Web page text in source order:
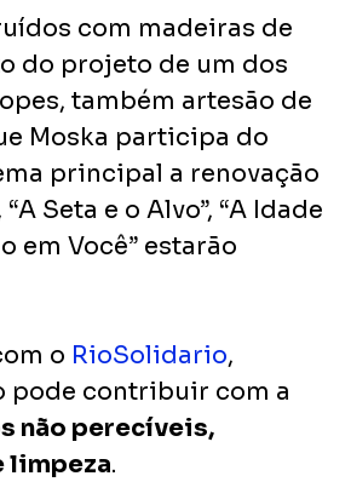
com madeiras de
do projeto de um dos
também artesão de
Moska participa do
principal a renovação
Seta e o Alvo”, “A Idade
em Você” estarão
o RioSolidario,
pode contribuir com a
não perecíveis,
limpeza.